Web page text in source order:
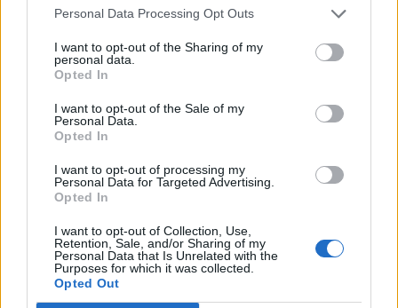
Personal Data Processing Opt Outs
I want to opt-out of the Sharing of my
personal data.
Opted In
I want to opt-out of the Sale of my
Personal Data.
Opted In
I want to opt-out of processing my
Personal Data for Targeted Advertising.
Opted In
I want to opt-out of Collection, Use,
Retention, Sale, and/or Sharing of my
Personal Data that Is Unrelated with the
Purposes for which it was collected.
Opted Out
για να πω την άποψή μου για μια
αδικοχαμένη ψυχή και για τη
βαρβαρότητα και θέλω να μιλήσω
όπως θέλω εγώ. Αφού δεν θέλετε,
Ορφανού κι έκλεισε το τηλέφωνο.
Δείτε το βίντεο – Εκνευρίστηκε η
Μίνα Ορφανού και τους έκλεισε